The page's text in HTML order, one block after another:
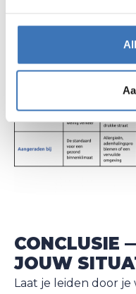
CONCLUSIE
JOUW
Laat je leiden door